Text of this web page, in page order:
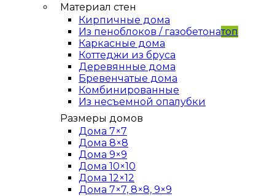
Материал стен
Кирпичные дома
Из пеноблоков / газобетонатоп
Каркасные дома
Коттеджи из бруса
Деревянные дома
Бревенчатые дома
Комбинированные
Из несъемной опалубки
Размеры домов
Дома 7×7
Дома 8×8
Дома 9×9
Дома 10×10
Дома 12×12
Дома 7×7, 8×8, 9×9